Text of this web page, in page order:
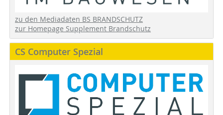
zu den Mediadaten BS BRANDSCHUTZ
zur Homepage Supplement Brandschutz
CS Computer Spezial